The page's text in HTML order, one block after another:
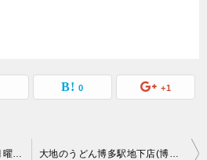
0 +1
元気や(館林市)【大食い】月曜はワンコインでうどん食べられるイベント【食べ放題】 大地のうどん博多駅地下店(博多区)連食しすぎて満腹のお腹に絶品ごぼ天うどん